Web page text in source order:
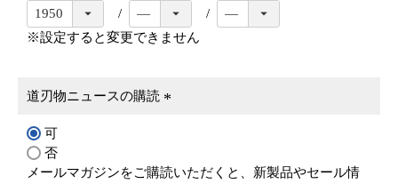
※設定すると変更できません
道刃物ニュースの購読
)
可
否
メールマガジンをご購読いただくと、新製品やセール情